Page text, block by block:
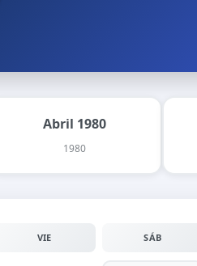
Abril 1980
1980
VIE SÁB